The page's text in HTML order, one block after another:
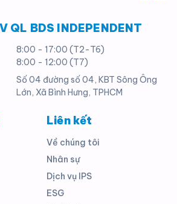
QL BDS INDEPENDENT
8:00 - 17:00 (T2-T6)
8:00 - 12:00 (T7)
Số 04 đường số 04, KBT Sông Ông
Lớn, Xã Bình Hưng, TPHCM
Liên kết
Về chúng tôi
Nhân sự
Dịch vụ IPS
ESG